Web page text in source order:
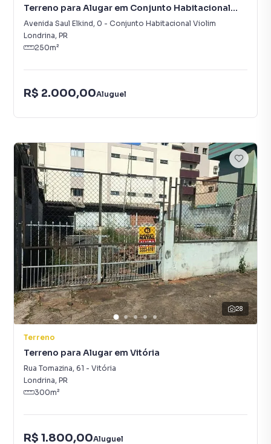
Terreno para Alugar em Conjunto Habitacional
Violim
Avenida Saul Elkind, 0 - Conjunto Habitacional Violim
Londrina, PR
250m²
R$ 2.000,00Aluguel
28
Terreno
Terreno para Alugar em Vitória
Rua Tomazina, 61 - Vitória
Londrina, PR
300m²
R$ 1.800,00Aluguel